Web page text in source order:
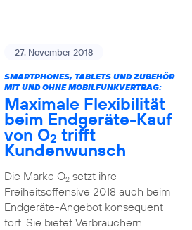
27. November 2018
SMARTPHONES, TABLETS UND ZUBEHÖR
MIT UND OHNE MOBILFUNKVERTRAG:
Maximale Flexibilität
beim Endgeräte-Kauf
von O2 trifft
Kundenwunsch
Die Marke O2setzt ihre
Freiheitsoffensive 2018 auch beim
Endgeräte-Angebot konsequent
fort. Sie bietet Verbrauchern